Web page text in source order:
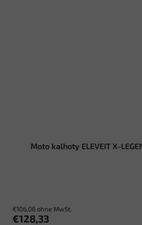
Moto kalhoty ELEVEIT X-
€106,06 ohne MwSt.
€128,33